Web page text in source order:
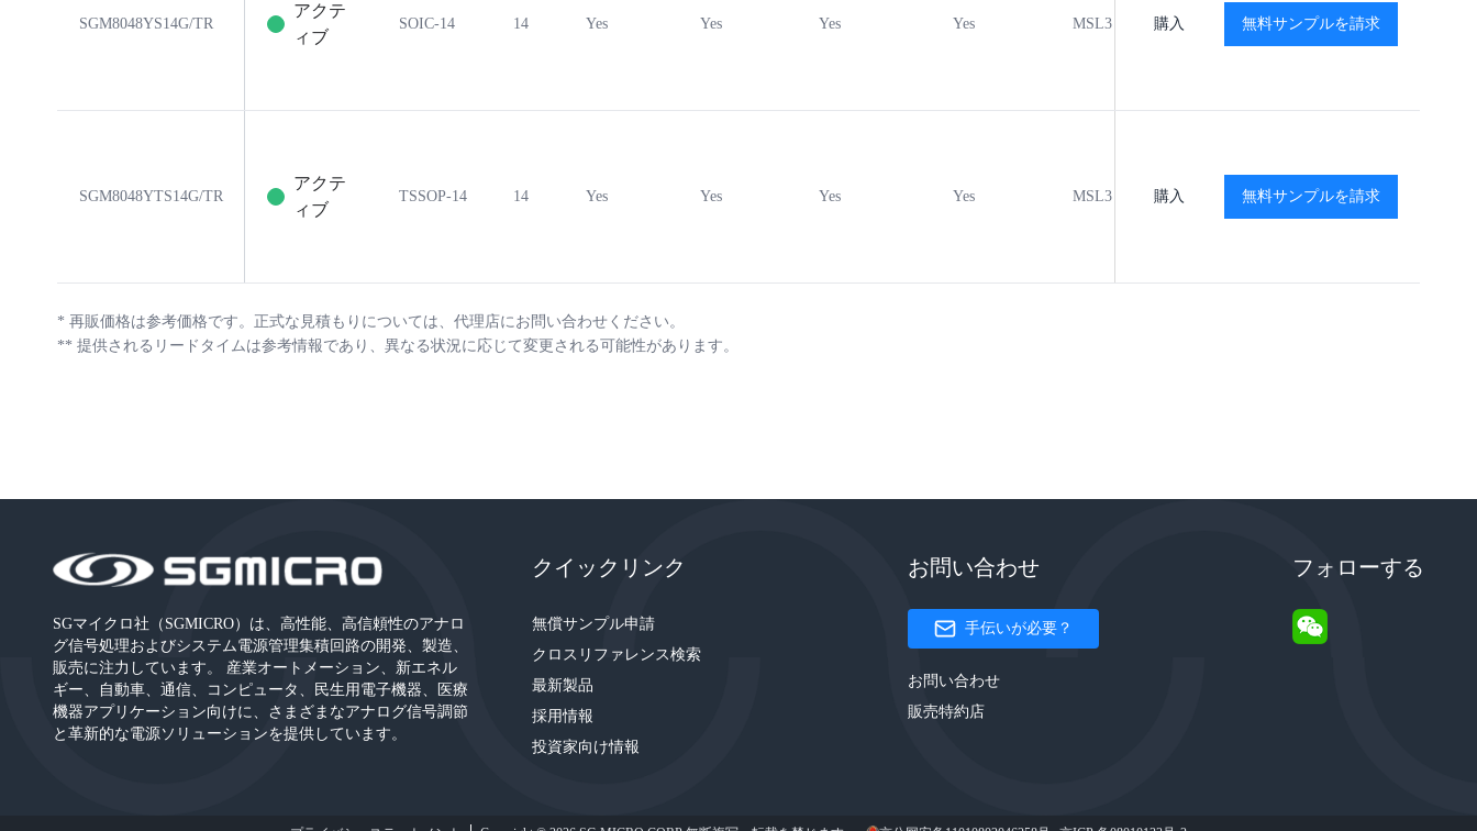
SGM8048YS14G/TR
アクテ
ィブ
SOIC-14 14 Yes Yes Yes Yes MSL3 -40℃ to +85℃ 閲覧
購入 無料サンプルを請求
SGM8048YTS14G/TR
アクテ
ィブ
TSSOP-14 14 Yes Yes Yes Yes MSL3 -40℃ to +85℃ 閲覧
購入 無料サンプルを請求
* 再販価格は参考価格です。正式な見積もりについては、代理店にお問い合わせください。
** 提供されるリードタイムは参考情報であり、異なる状況に応じて変更される可能性があります。
SGマイクロ社（SGMICRO）は、高性能、高信頼性のアナロ
グ信号処理およびシステム電源管理集積回路の開発、製造、
販売に注力しています。 産業オートメーション、新エネル
ギー、自動車、通信、コンピュータ、民生用電子機器、医療
機器アプリケーション向けに、さまざまなアナログ信号調節
と革新的な電源ソリューションを提供しています。
クイックリンク
無償サンプル申請
クロスリファレンス検索
最新製品
採用情報
投資家向け情報
お問い合わせ
手伝いが必要？
お問い合わせ
販売特約店
フォローする